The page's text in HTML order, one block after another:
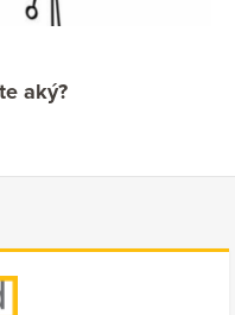
aký?